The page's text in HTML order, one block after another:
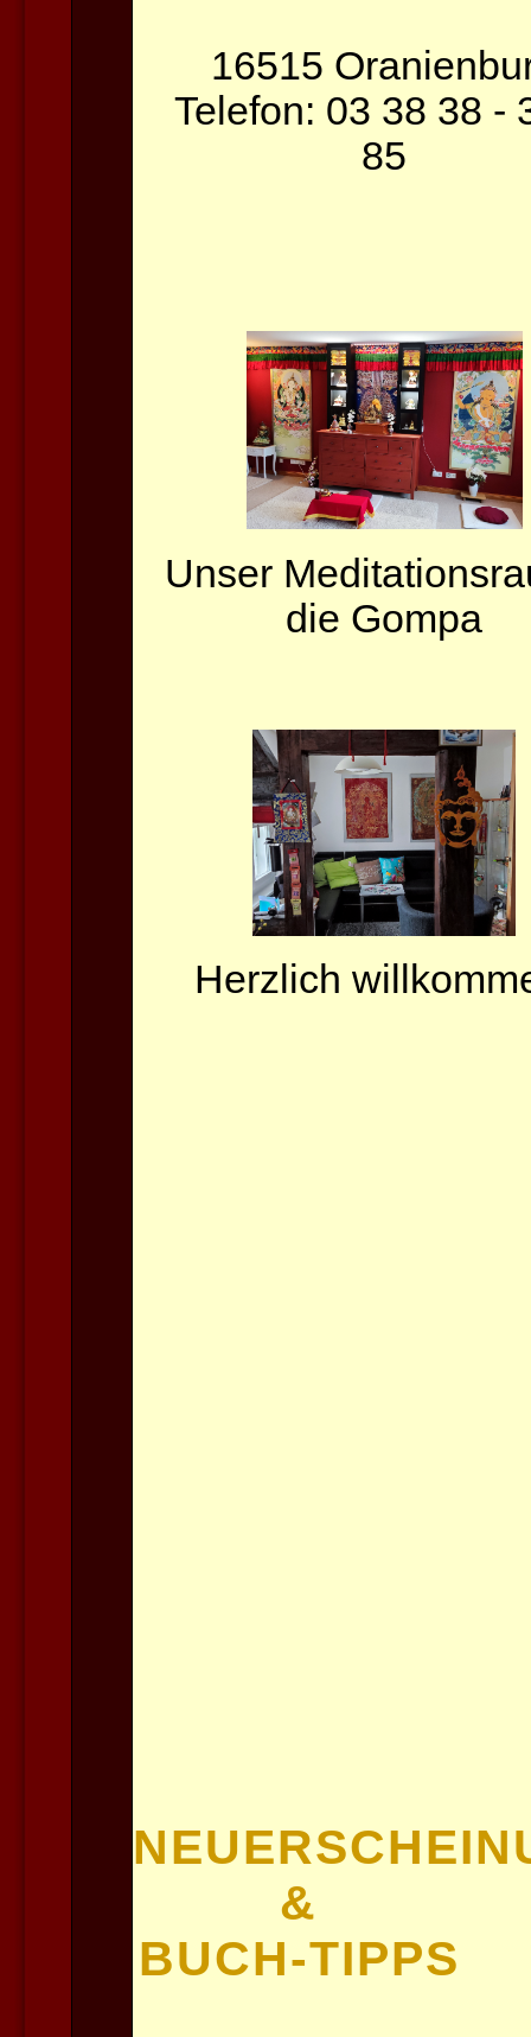
16515
Telefon: 03 38 38 -
85
Unser
die Gompa
Herzlich
&
BUCH-TIPPS